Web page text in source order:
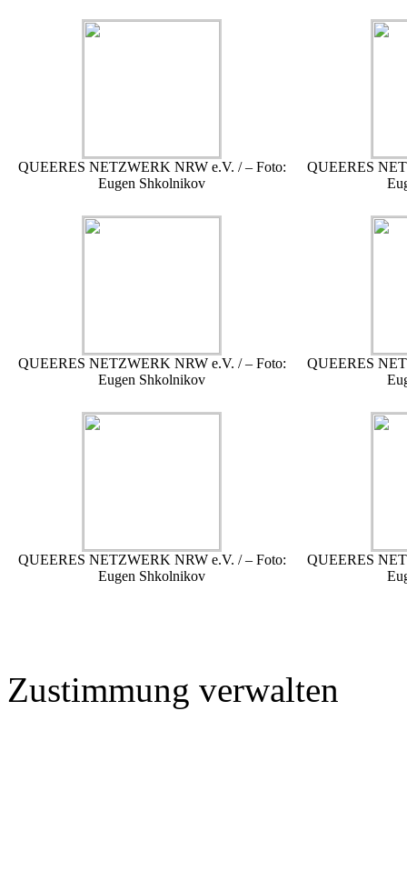
QUEERES NETZWERK NRW e.V. / – Foto:
Eugen Shkolnikov
QUEERES
QUEERES NETZWERK NRW e.V. / – Foto:
Eugen Shkolnikov
QUEERES
QUEERES NETZWERK NRW e.V. / – Foto:
Eugen Shkolnikov
QUEERES
Zustimmung verwalten